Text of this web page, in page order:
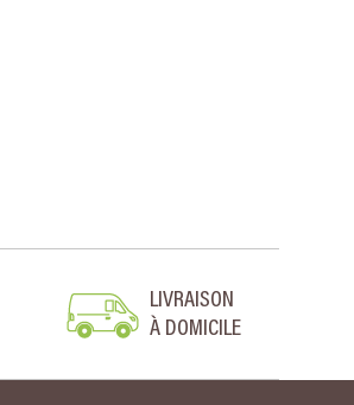
LIVRAISON
À DOMICILE